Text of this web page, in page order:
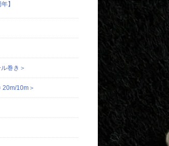
】
巻き＞
20m/10m＞